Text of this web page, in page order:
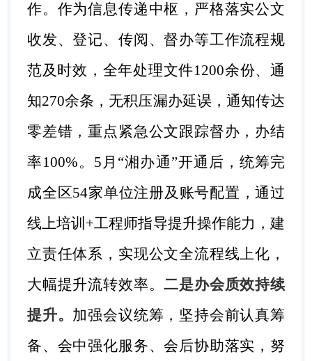
作。作为信息传递中枢，严格落实公文
收发、登记、传阅、督办等工作流程规
范及时效，全年处理文件1200余份、通
知270余条，无积压漏办延误，通知传达
零差错，重点紧急公文跟踪督办，办结
率100%。5月“湘办通”开通后，统筹完
成全区54家单位注册及账号配置，通过
线上培训+工程师指导提升操作能力，建
立责任体系，实现公文全流程线上化，
大幅提升流转效率。二是办会质效持续
提升。 加强会议统筹，坚持会前认真筹
备、会中强化服务、会后协助落实，努